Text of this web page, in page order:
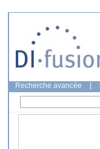
Recherche avancée